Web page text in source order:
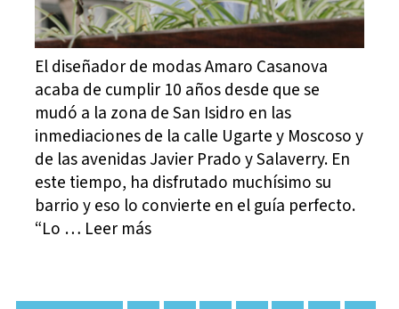
El diseñador de modas Amaro Casanova
acaba de cumplir 10 años desde que se
mudó a la zona de San Isidro en las
inmediaciones de la calle Ugarte y Moscoso y
de las avenidas Javier Prado y Salaverry. En
este tiempo, ha disfrutado muchísimo su
barrio y eso lo convierte en el guía perfecto.
“Lo … Leer más